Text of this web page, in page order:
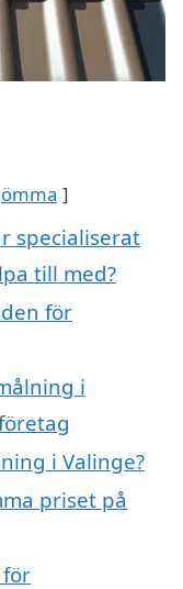
specialiserat
till med?
för
i
i Valinge?
priset på